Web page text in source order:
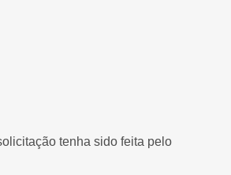
tenha sido feita pelo